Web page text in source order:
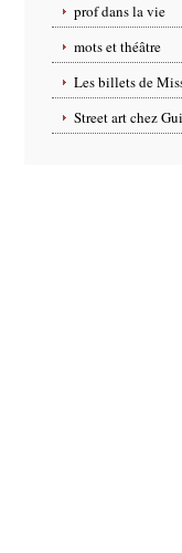
prof dans la vie
mots et théâtre
Les billets de
Street art chez